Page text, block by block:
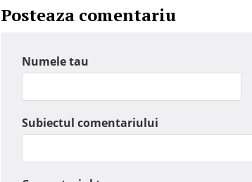
Posteaza comentariu
Numele tau
Subiectul comentariului